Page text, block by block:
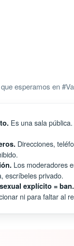
esperamos en
Es una sala
Direcciones,
Los moderadores
escríbeles privado.
explícito = ban.
ni para faltar al